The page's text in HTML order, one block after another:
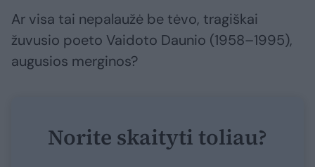
Ar visa tai nepalaužė be tėvo, tragiškai
žuvusio poeto Vaidoto Daunio (1958–1995),
augusios merginos?
Norite skaityti toliau?